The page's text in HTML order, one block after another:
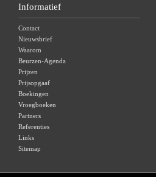
Informatief
Contact
Nieuwsbrief
Waarom
Beurzen-Agenda
Prijzen
Prijsopgaaf
Boekingen
Vroegboeken
Partners
Referenties
Links
Sitemap